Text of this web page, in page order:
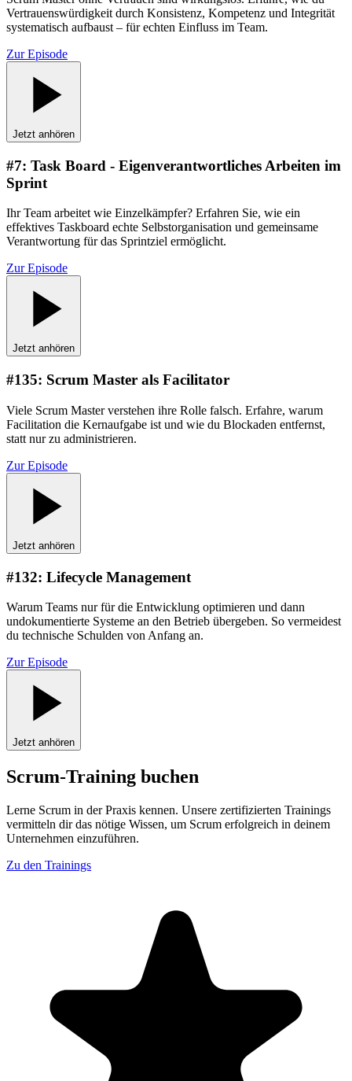
Vertrauenswürdigkeit durch Konsistenz, Kompetenz und Integrität
systematisch aufbaust – für echten Einfluss im Team.
Zur Episode
Jetzt anhören
#7: Task Board - Eigenverantwortliches Arbeiten im
Sprint
Ihr Team arbeitet wie Einzelkämpfer? Erfahren Sie, wie ein
effektives Taskboard echte Selbstorganisation und gemeinsame
Verantwortung für das Sprintziel ermöglicht.
Zur Episode
Jetzt anhören
#135: Scrum Master als Facilitator
Viele Scrum Master verstehen ihre Rolle falsch. Erfahre, warum
Facilitation die Kernaufgabe ist und wie du Blockaden entfernst,
statt nur zu administrieren.
Zur Episode
Jetzt anhören
#132: Lifecycle Management
Warum Teams nur für die Entwicklung optimieren und dann
undokumentierte Systeme an den Betrieb übergeben. So vermeidest
du technische Schulden von Anfang an.
Zur Episode
Jetzt anhören
Scrum-Training buchen
Lerne Scrum in der Praxis kennen. Unsere zertifizierten Trainings
vermitteln dir das nötige Wissen, um Scrum erfolgreich in deinem
Unternehmen einzuführen.
Zu den Trainings